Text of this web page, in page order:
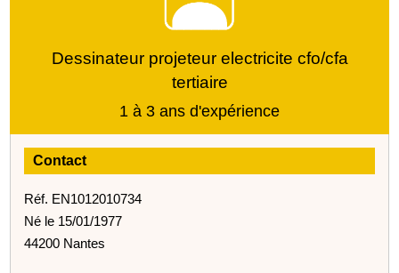
Dessinateur projeteur electricite cfo/cfa
tertiaire
1 à 3 ans d'expérience
Contact
Réf. EN1012010734
Né le 15/01/1977
44200 Nantes